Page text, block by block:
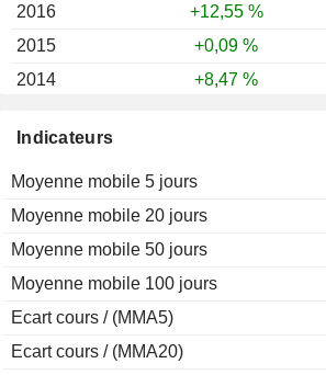
Indicateurs
Moyenne mobile 5 jours
Moyenne mobile 20 jours
Moyenne mobile 50 jours
Moyenne mobile 100 jours
Ecart cours / (MMA5)
Ecart cours / (MMA20)
2016
+12,55 %
2015
+0,09 %
2014
+8,47 %
2012
2011
+6,04 %
2010
+12,38 %
2009
+16,98 %
2008
-5,04 %
2007
2006